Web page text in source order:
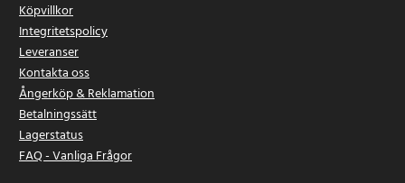
Köpvillkor
Integritetspolicy
Leveranser
Kontakta oss
Ångerköp & Reklamation
Betalningssätt
Lagerstatus
FAQ - Vanliga Frågor